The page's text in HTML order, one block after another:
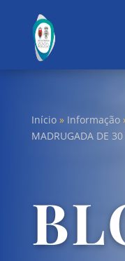
Início» Informação
MADRUGADA DE